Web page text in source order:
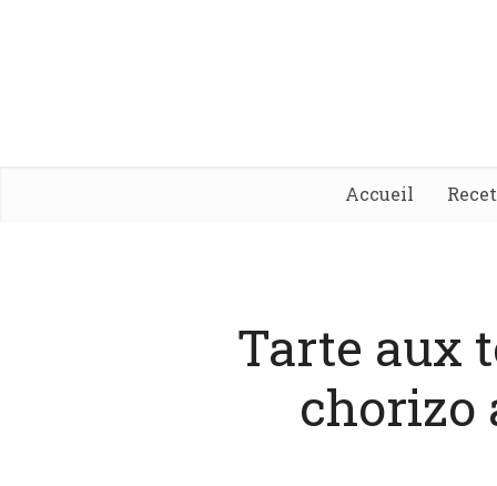
Accueil
Tarte aux
chorizo